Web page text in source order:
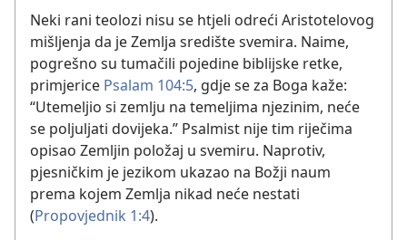
Neki rani teolozi nisu se htjeli odreći Aristotelovog
mišljenja da je Zemlja središte svemira. Naime,
pogrešno su tumačili pojedine biblijske retke,
primjerice Psalam 104:5, gdje se za Boga kaže:
“Utemeljio si zemlju na temeljima njezinim, neće
se poljuljati dovijeka.” Psalmist nije tim riječima
opisao Zemljin položaj u svemiru. Naprotiv,
pjesničkim je jezikom ukazao na Božji naum
prema kojem Zemlja nikad neće nestati
(Propovjednik 1:4).